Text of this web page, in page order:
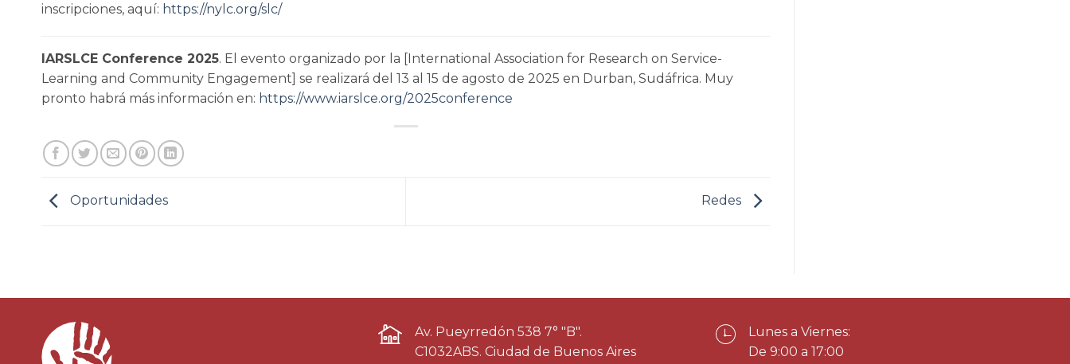
inscripciones, aquí: https://nylc.org/slc/
IARSLCE Conference 2025. El evento organizado por la [International Association for Research on Service-
Learning and Community Engagement] se realizará del 13 al 15 de agosto de 2025 en Durban, Sudáfrica. Muy
pronto habrá más información en: https://www.iarslce.org/2025conference
Oportunidades Redes
Av. Pueyrredón 538 7° "B".
C1032ABS. Ciudad de Buenos Aires
Lunes a Viernes:
De 9:00 a 17:00